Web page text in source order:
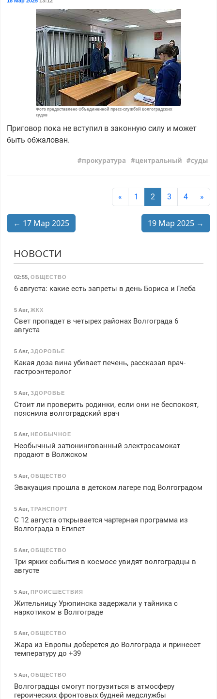
Фото предоставлено Объединенной пресс-службой Волгоградских
судов
Приговор пока не вступил в законную силу и может
быть обжалован.
прокуратура центральный суды
« 1 2 3 4 »
← 17 Мар 2025 19 Мар 2025 →
НОВОСТИ
02:55, ОБЩЕСТВО
6 августа: какие есть запреты в день Бориса и Глеба
5 Авг, ЖКХ
Свет пропадет в четырех районах Волгограда 6
августа
5 Авг, ЗДОРОВЬЕ
Какая доза вина убивает печень, рассказал врач-
гастроэнтеролог
5 Авг, ЗДОРОВЬЕ
Стоит ли проверить родинки, если они не беспокоят,
пояснила волгоградский врач
5 Авг, НЕОБЫЧНОЕ
Необычный затюнингованный электросамокат
продают в Волжском
5 Авг, ОБЩЕСТВО
Эвакуация прошла в детском лагере под Волгоградом
5 Авг, ТРАНСПОРТ
С 12 августа открывается чартерная программа из
Волгограда в Египет
5 Авг, ОБЩЕСТВО
Три ярких события в космосе увидят волгоградцы в
августе
5 Авг, ПРОИСШЕСТВИЯ
Жительницу Урюпинска задержали у тайника с
наркотиком в Волгограде
5 Авг, ОБЩЕСТВО
Жара из Европы доберется до Волгограда и принесет
температуру до +39
5 Авг, ОБЩЕСТВО
Волгоградцы смогут погрузиться в атмосферу
героических фронтовых будней медслужбы